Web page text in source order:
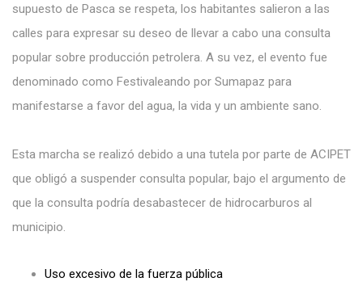
supuesto de Pasca se respeta, los habitantes salieron a las
calles para expresar su deseo de llevar a cabo una consulta
popular sobre producción petrolera. A su vez, el evento fue
denominado como Festivaleando por Sumapaz para
manifestarse a favor del agua, la vida y un ambiente sano.
Esta marcha se realizó debido a una tutela por parte de ACIPET
que obligó a suspender consulta popular, bajo el argumento de
que la consulta podría desabastecer de hidrocarburos al
municipio.
Uso excesivo de la fuerza pública